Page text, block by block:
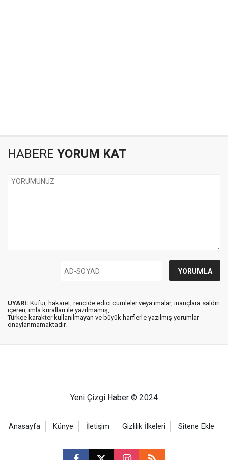
HABERE YORUM KAT
UYARI: Küfür, hakaret, rencide edici cümleler veya imalar, inançlara saldırı
içeren, imla kuralları ile yazılmamış,
Türkçe karakter kullanılmayan ve büyük harflerle yazılmış yorumlar
onaylanmamaktadır.
Yeni Çizgi Haber © 2024
Anasayfa Künye İletişim Gizlilik İlkeleri Sitene Ekle